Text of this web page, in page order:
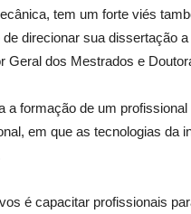
tem um forte viés
de direcionar sua dissertação
Geral dos Mestrados e
a formação de um
em que as tecnologias da
é capacitar profissionais